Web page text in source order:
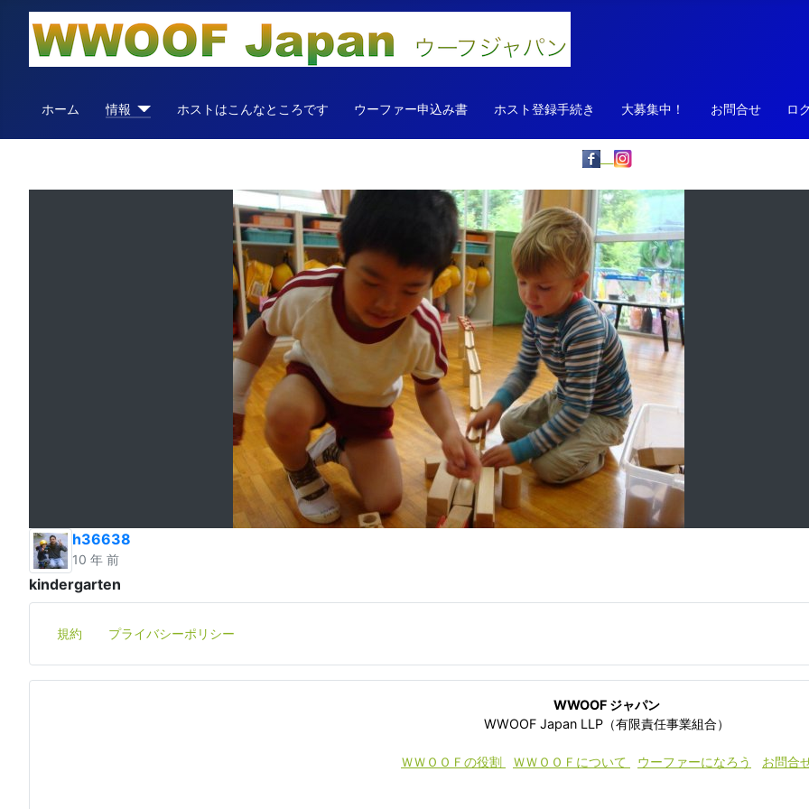
ホーム 情報 ホストはこんなところです ウーファー申込み書 ホスト登録手続き 大募集中！ お問合せ ロ
h36638
10 年 前
kindergarten
規約 プライバシーポリシー
WWOOF ジャパン
WWOOF Japan LLP（有限責任事業組合）
ＷＷＯＯＦの役割 ＷＷＯＯＦについて ウーファーになろう お問合